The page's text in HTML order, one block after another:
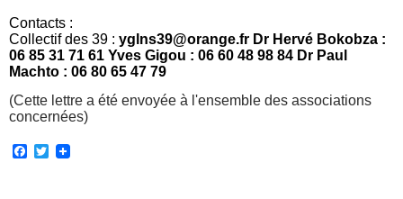
Contacts :
Collectif des 39 : yglns39@orange.fr Dr Hervé Bokobza :
06 85 31 71 61 Yves Gigou : 06 60 48 98 84 Dr Paul
Machto : 06 80 65 47 79
(Cette lettre a été envoyée à l'ensemble des associations
concernées)
F
T